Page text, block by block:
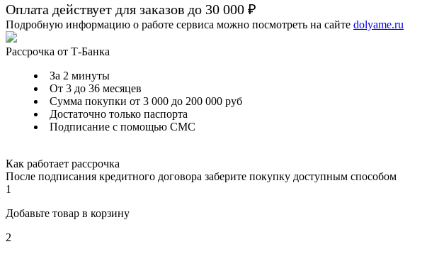
Оплата действует для заказов до 30 000 ₽
Подробную информацию о работе сервиса можно посмотреть на сайте dolyame.ru
Рассрочка от Т-Банка
За 2 минуты
От 3 до 36 месяцев
Сумма покупки от 3 000 до 200 000 руб
Достаточно только паспорта
Подписание с помощью СМС
Как работает рассрочка
После подписания кредитного договора заберите покупку доступным способом
1
Добавьте товар в корзину
2